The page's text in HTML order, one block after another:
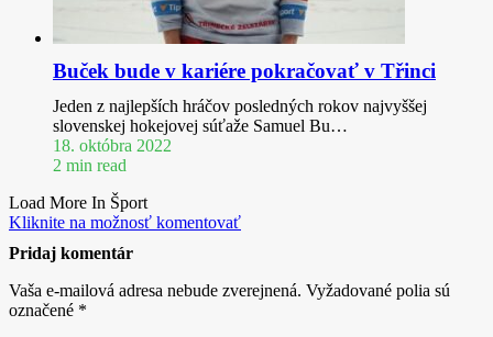
Buček bude v kariére pokračovať v Třinci
Jeden z najlepších hráčov posledných rokov najvyššej
slovenskej hokejovej súťaže Samuel Bu…
18. októbra 2022
2 min read
Load More In Šport
Kliknite na možnosť komentovať
Pridaj komentár
Vaša e-mailová adresa nebude zverejnená. Vyžadované polia sú
označené *